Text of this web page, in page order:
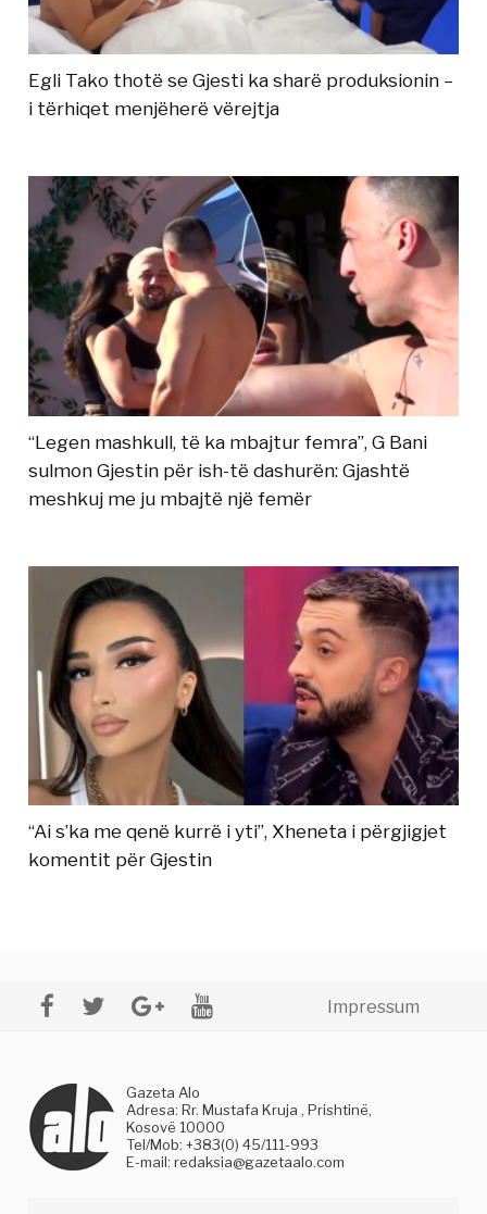
Egli Tako thotë se Gjesti ka sharë produksionin –
i tërhiqet menjëherë vërejtja
“Legen mashkull, të ka mbajtur femra”, G Bani
sulmon Gjestin për ish-të dashurën: Gjashtë
meshkuj me ju mbajtë një femër
“Ai s’ka me qenë kurrë i yti”, Xheneta i përgjigjet
komentit për Gjestin
Impressum
Gazeta Alo
Adresa: Rr. Mustafa Kruja , Prishtinë,
Kosovë 10000
Tel/Mob: +383(0) 45/111-993
E-mail:redaksia@gazetaalo.com